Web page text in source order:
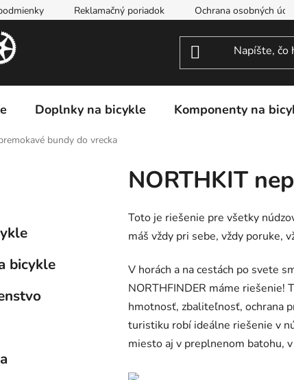
Reklamačný poriadok Ochrana osobných
Doplnky na bicykle Komponenty na
bundy do vrecka
bicykle
NORTHKIT
Toto je riešenie pre všetky
máš vždy pri sebe, vždy poruke,
V horách a na cestách po svete
NORTHFINDER máme riešenie!
hmotnosť, zbaliteľnosť, ochrana
turistiku robí ideálne riešenie v
miesto aj v preplnenom batohu,